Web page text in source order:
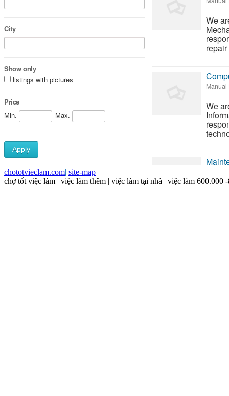
chototvieclam.com| site-map
chợ tốt việc làm | việc làm thêm | việc làm tại nhà | việc làm 600.000